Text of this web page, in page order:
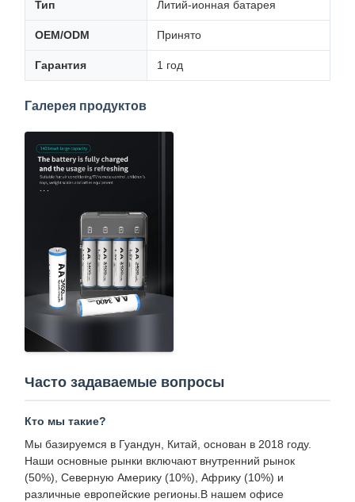
Тип Литий-ионная батарея
OEM/ODM Принято
Гарантия 1 год
Галерея продуктов
Часто задаваемые вопросы
Кто мы такие?
Мы базируемся в Гуандун, Китай, основан в 2018 году.
Наши основные рынки включают внутренний рынок
(50%), Северную Америку (10%), Африку (10%) и
различные европейские регионы.В нашем офисе